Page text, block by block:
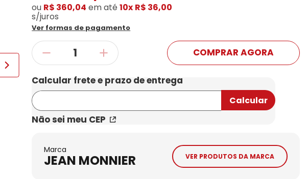
Conheça Nossas Marcas
ou R$ 360,04 em até10x R$ 36,00
s/juros
Ver formas de pagamento
COMPRAR AGORA
Não sei meu CEP
Marca
JEAN MONNIER VER PRODUTOS DA MARCA